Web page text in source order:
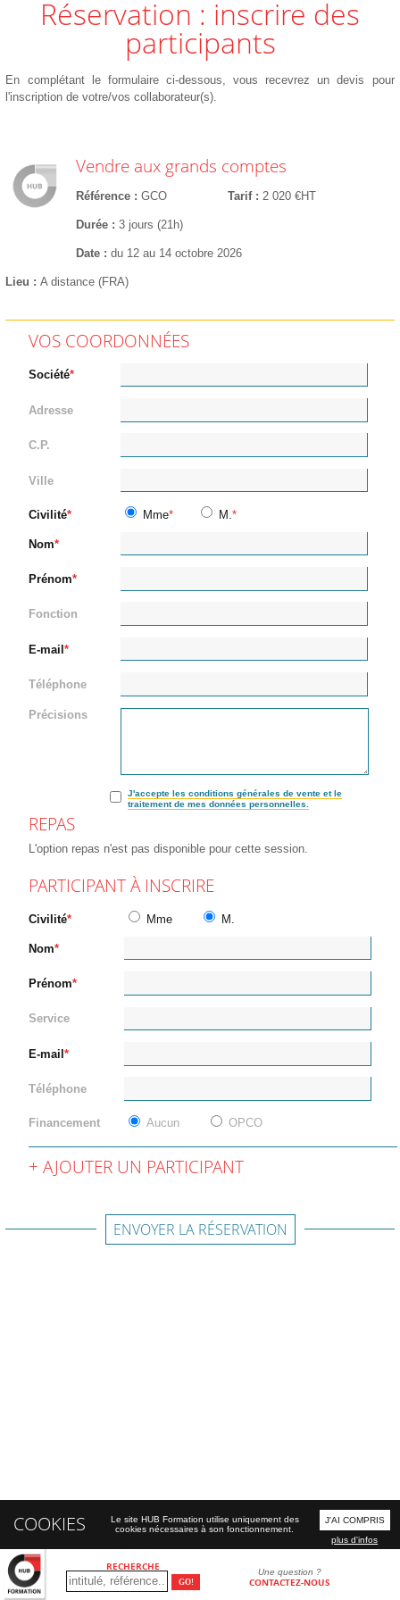
RECHERCHE Une question ?
CONTACTEZ-NOUS
Réservation : inscrire des
participants
En complétant le formulaire ci-dessous, vous recevrez un devis pour
l'inscription de votre/vos collaborateur(s).
Vendre aux grands comptes
Référence GCO Tarif 2 020 €HT
Durée 3 jours (21h)
Date du 12 au 14 octobre 2026
Lieu A distance (FRA)
VOS COORDONNÉES
Société
Adresse
C.P.
Ville
Civilité Mme M.
Nom
Prénom
Fonction
E-mail
Téléphone
Précisions
J'accepte les conditions générales de vente et le
traitement de mes données personnelles.
REPAS
L'option repas n'est pas disponible pour cette session.
PARTICIPANT À INSCRIRE
Civilité Mme M.
Nom
Prénom
Service
E-mail
Téléphone
Financement Aucun OPCO
AJOUTER UN PARTICIPANT
ENVOYER LA RÉSERVATION
COOKIES
Le site HUB Formation utilise uniquement des
cookies nécessaires à son fonctionnement.
J'AI COMPRIS
plus d'infos